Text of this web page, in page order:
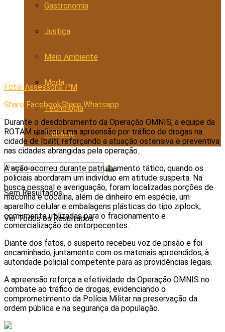
Gastronomia
Justiça
Meio Ambiente
Moda
Tecnologia
Trabalho
Sem Resultados
Ver Todos os Resultados
Foto: Assessoria PM
Share FacebookShare Whatsapp
Durante o desdobramento da Operação OMNIS, a equipe da
ROTAM realizou uma apreensão por tráfico de drogas na
cidade de Ibaiti, reforçando a atuação ostensiva e preventiva
nas cidades abrangidas pela operação.
A ação ocorreu durante patrulhamento tático, quando os
policiais abordaram um indivíduo em atitude suspeita. Na
busca pessoal e averiguação, foram localizadas porções de
maconha e cocaína, além de dinheiro em espécie, um
aparelho celular e embalagens plásticas do tipo ziplock,
comumente utilizadas para o fracionamento e
comercialização de entorpecentes.
Diante dos fatos, o suspeito recebeu voz de prisão e foi
encaminhado, juntamente com os materiais apreendidos, à
autoridade policial competente para as providências legais.
A apreensão reforça a efetividade da Operação OMNIS no
combate ao tráfico de drogas, evidenciando o
comprometimento da Polícia Militar na preservação da
ordem pública e na segurança da população.